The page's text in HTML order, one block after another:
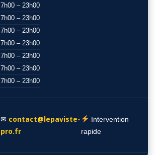
7h00 – 23h00
7h00 – 23h00
7h00 – 23h00
7h00 – 23h00
7h00 – 23h00
7h00 – 23h00
7h00 – 23h00
✉ contact@lepaviste-
pro.fr
Intervention
rapide